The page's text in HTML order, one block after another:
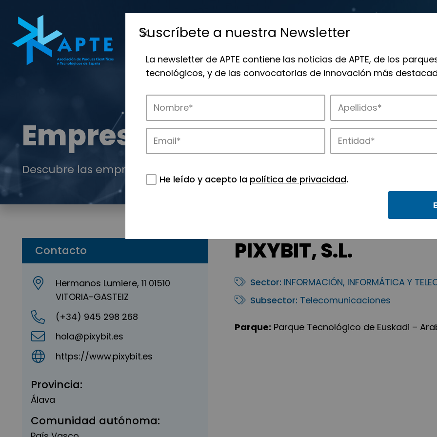
Empresas
Descubre las empresas que impulsan la innovación en los parques de APTE.
Contacto
Hermanos Lumiere, 11 01510
VITORIA-GASTEIZ
(+34) 945 298 268
hola@pixybit.es
https://www.pixybit.es
Provincia:
Álava
Comunidad autónoma:
PIXYBIT, S.L.
Sector: INFORMACIÓN, INFORMÁTICA Y
Subsector: Telecomunicaciones
Parque: Parque Tecnológico de Euskadi –
Suscríbete a nuestra Newsletter
La newsletter de APTE contiene las noticias de APTE, de los
tecnológicos, y de las convocatorias de innovación más
He leído y acepto la política de privacidad.